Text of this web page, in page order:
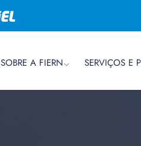
SOBRE A FIERN SERVIÇOS E